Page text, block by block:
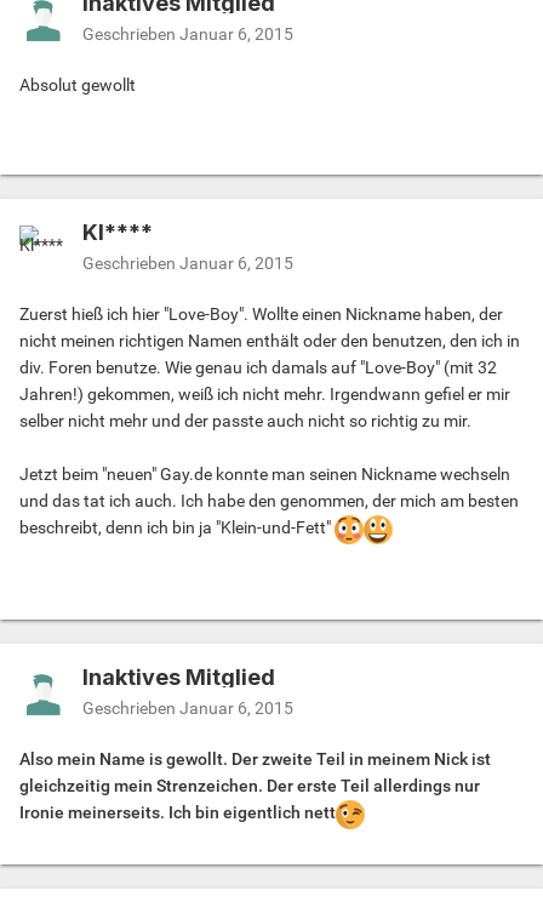
Geschrieben Januar 6, 2015
Absolut gewollt
Kl****
Geschrieben Januar 6, 2015
Zuerst hieß ich hier "Love-Boy". Wollte einen Nickname haben, der
nicht meinen richtigen Namen enthält oder den benutzen, den ich in
div. Foren benutze. Wie genau ich damals auf "Love-Boy" (mit 32
Jahren!) gekommen, weiß ich nicht mehr. Irgendwann gefiel er mir
selber nicht mehr und der passte auch nicht so richtig zu mir.
Jetzt beim "neuen" Gay.de konnte man seinen Nickname wechseln
und das tat ich auch. Ich habe den genommen, der mich am besten
beschreibt, denn ich bin ja "Klein-und-Fett"
Inaktives Mitglied
Geschrieben Januar 6, 2015
Also mein Name is gewollt. Der zweite Teil in meinem Nick ist
gleichzeitig mein Strenzeichen. Der erste Teil allerdings nur
Ironie meinerseits. Ich bin eigentlich nett